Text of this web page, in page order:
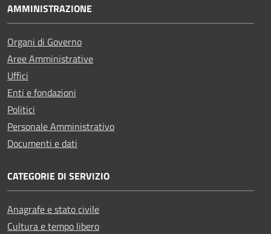
AMMINISTRAZIONE
Organi di Governo
Aree Amministrative
Uffici
Enti e fondazioni
Politici
Personale Amministrativo
Documenti e dati
CATEGORIE DI SERVIZIO
Anagrafe e stato civile
Cultura e tempo libero